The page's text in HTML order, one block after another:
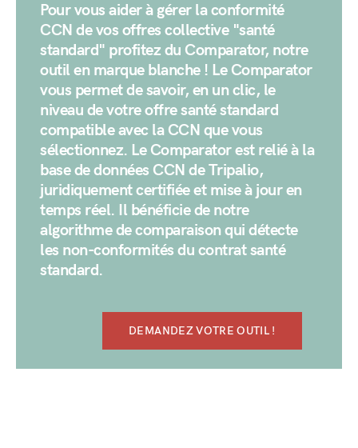
Pour vous aider à gérer la conformité
CCN de vos offres collective "santé
standard" profitez du Comparator, notre
outil en marque blanche ! Le Comparator
vous permet de savoir, en un clic, le
niveau de votre offre santé standard
compatible avec la CCN que vous
sélectionnez. Le Comparator est relié à la
base de données CCN de Tripalio,
juridiquement certifiée et mise à jour en
temps réel. Il bénéficie de notre
algorithme de comparaison qui détecte
les non-conformités du contrat santé
standard.
DEMANDEZ VOTRE OUTIL !